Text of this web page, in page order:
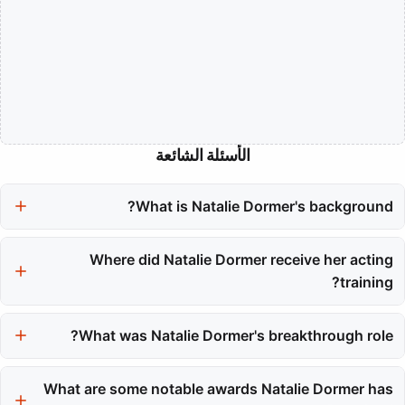
الأسئلة الشائعة
What is Natalie Dormer's background?
Norwegian, and Welsh heritage. She initially pursued an
academic career before transitioning to acting.
Where did Natalie Dormer receive her acting
training?
Dramatic Art in London, where she developed a classical
What was Natalie Dormer's breakthrough role?
historical drama series, which required both artistic courage and
What are some notable awards Natalie Dormer has